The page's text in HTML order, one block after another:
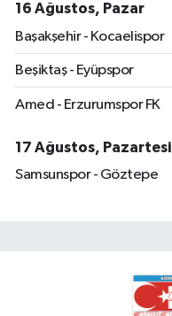
16 Ağustos, Pazar
Başakşehir - Kocaelispor
Beşiktaş - Eyüpspor
Amed - Erzurumspor FK
17 Ağustos, Pazartesi
Samsunspor - Göztepe